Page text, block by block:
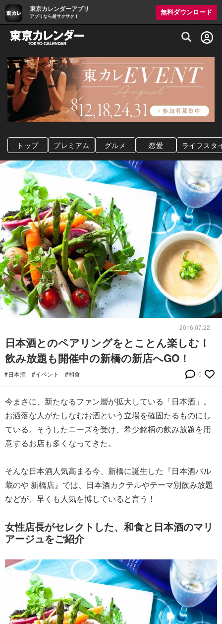
東京カレンダーアプリ
アプリなら超サクサク！
無料ダウンロード
グルメ情報・プレミアムレストラン予約
トップ プレミアム グルメ 恋愛 ライフスタ
2016.07.22
日本酒とのペアリングをとことん楽しむ！
飲み放題も開催中の新橋の新店へGO！
#日本酒 #イベント #和食 0
今まさに、新たなるファン層が拡大している「日本酒」。
お洒落な人がたしなむお酒という立場を確固たるものにし
ている。そうしたニーズを受け、希少銘柄の飲み放題を用
意するお店も多くなってきた。
そんな日本酒人気高まる今、新橋に誕生した『日本酒バル
蔵のや 新橋店』では、日本酒カクテルやテーマ別飲み放題
などが、早くも人気を博していると言う！
女性店長がセレクトした、和食と日本酒のマリ
アージュをご紹介